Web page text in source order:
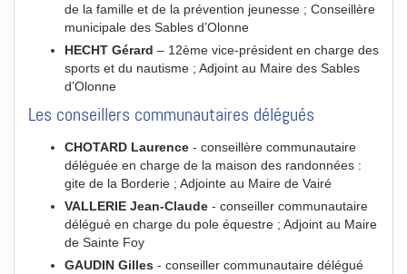
de la famille et de la prévention jeunesse ; Conseillère
municipale des Sables d’Olonne
HECHT Gérard – 12ème vice-président en charge des
sports et du nautisme ; Adjoint au Maire des Sables
d’Olonne
Les conseillers communautaires délégués
CHOTARD Laurence - conseillère communautaire
déléguée en charge de la maison des randonnées :
gite de la Borderie ; Adjointe au Maire de Vairé
VALLERIE Jean-Claude - conseiller communautaire
délégué en charge du pole équestre ; Adjoint au Maire
de Sainte Foy
GAUDIN Gilles - conseiller communautaire délégué